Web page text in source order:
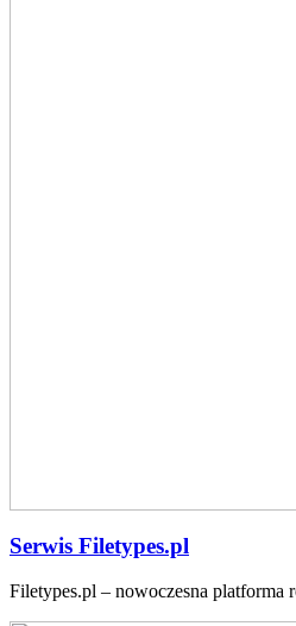
Serwis Filetypes.pl
Filetypes.pl – nowoczesna